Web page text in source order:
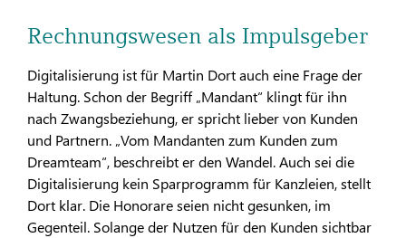
Rechnungswesen als Impulsgeber
Digitalisierung ist für Martin Dort auch eine Frage der
Haltung. Schon der Begriff „Mandant“ klingt für ihn
nach Zwangsbeziehung, er spricht lieber von Kunden
und Partnern. „Vom Mandanten zum Kunden zum
Dreamteam“, beschreibt er den Wandel. Auch sei die
Digitalisierung kein Sparprogramm für Kanzleien, stellt
Dort klar. Die Honorare seien nicht gesunken, im
Gegenteil. Solange der Nutzen für den Kunden sichtbar